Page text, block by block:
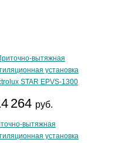
264 руб.
вытяжная
установка